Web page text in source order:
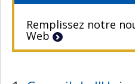
Remplissez notre
Web